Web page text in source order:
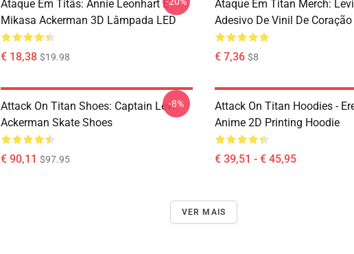
Ataque Em Titãs: Annie Leonhart E
Mikasa Ackerman 3D Lâmpada LED
€ 18,38 $19.98
Ataque Em Titan Merch:
Adesivo De Vinil De Coração
€ 7,36 $8
Attack On Titan Shoes: Captain Levi
Ackerman Skate Shoes
€ 90,11 $97.95
-8%
Attack On Titan Hoodies -
Anime 2D Printing Hoodie
€ 39,51 - € 45,95
VER MAIS